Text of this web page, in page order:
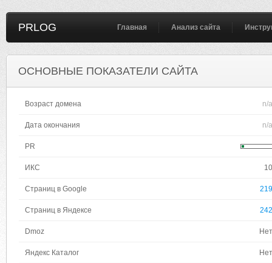
PRLOG Главная Анализ сайта
ОСНОВНЫЕ ПОКАЗАТЕЛИ САЙТА
Возраст домена n/a
Дата окончания n/a
PR
ИКС 10
Страниц в Google 219
Страниц в Яндексе 242
Dmoz Нет
Яндекс Каталог Нет